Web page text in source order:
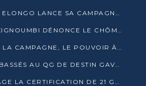
À OUESSO, GAVET ELONGO LANCE SA CAMPAGNE SOUS LE SIGNE DU RENOUVEAU
À SIBITI, JOSEPH KIGNOUMBI DÉNONCE LE CHÔMAGE ET LES DÉFAILLANCES DE L’ÉTAT
COUP D’ENVOI DE LA CAMPAGNE, LE POUVOIR À POINTE-NOIRE, L’OPPOSITION À OUESSO ET SIBITI
DES OUVRIERS TABASSÉS AU QG DE DESTIN GAVET À 24 HEURES DE L’OUVERTURE DE LA CAMPAGNE
AGL CONGO ENGAGE LA CERTIFICATION DE 21 GRUTIERS AUX NORMES INTERNATIONALES